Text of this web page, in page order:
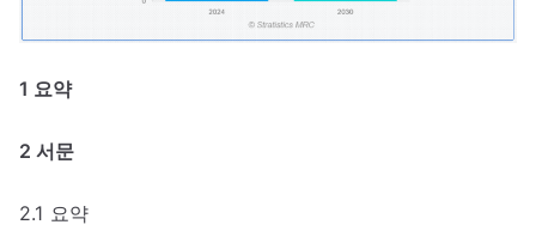
1 요약
2 서문
2.1 요약